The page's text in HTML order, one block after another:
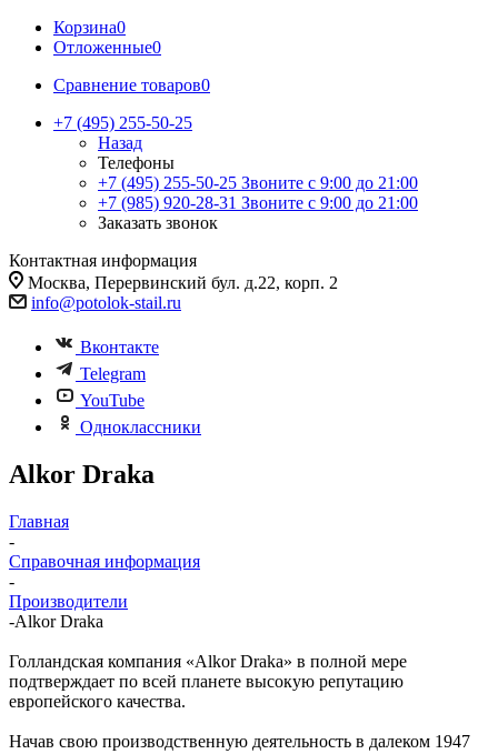
Корзина0
Отложенные0
Сравнение товаров0
+7 (495) 255-50-25
Назад
Телефоны
+7 (495) 255-50-25 Звоните с 9:00 до 21:00
+7 (985) 920-28-31 Звоните с 9:00 до 21:00
Заказать звонок
Контактная информация
Москва, Перервинский бул. д.22, корп. 2
info@potolok-stail.ru
Вконтакте
Telegram
YouTube
Одноклассники
Alkor Draka
Главная
-
Справочная информация
-
Производители
-Alkor Draka
Голландская компания «Alkor Draka» в полной мере
подтверждает по всей планете высокую репутацию
европейского качества.
Начав свою производственную деятельность в далеком 1947